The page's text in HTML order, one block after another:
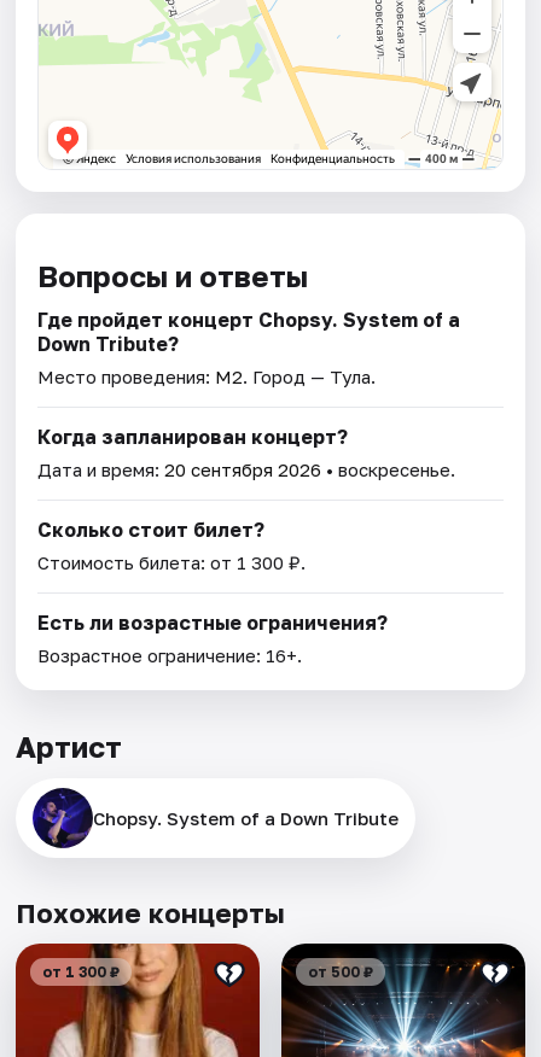
Вопросы и ответы
Где пройдет концерт Chopsy. System of a
Down Tribute?
Место проведения: М2. Город — Тула.
Когда запланирован концерт?
Дата и время:20 сентября 2026 • воскресенье.
Сколько стоит билет?
Стоимость билета: от 1 300 ₽.
Есть ли возрастные ограничения?
Возрастное ограничение: 16+.
Артист
Chopsy. System of a Down Tribute
Похожие концерты
от 1 300 ₽ от 500 ₽